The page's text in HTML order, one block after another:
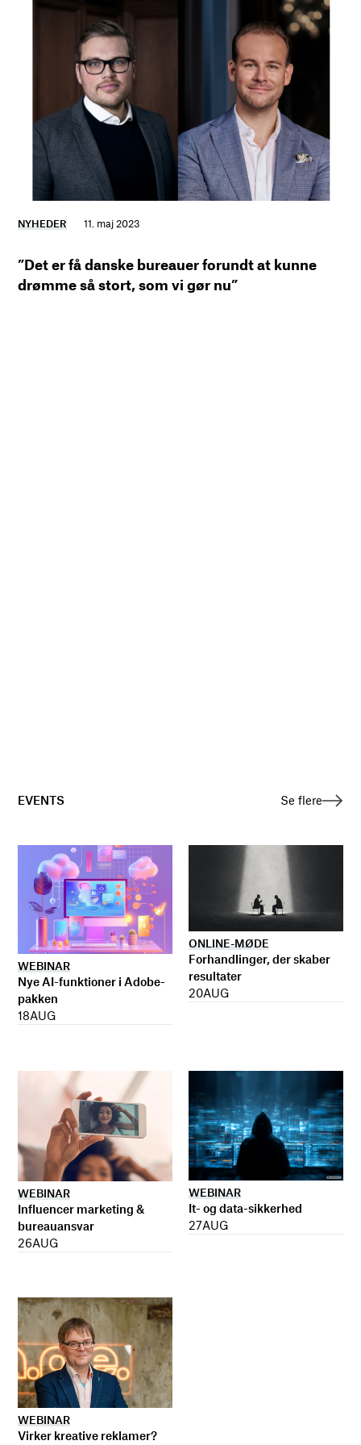
NYHEDER 11. maj 2023
”Det er få danske bureauer forundt at kunne
drømme så stort, som vi gør nu”
EVENTS Se flere
WEBINAR
Nye AI-funktioner i Adobe-
pakken
18AUG
ONLINE-MØDE
Forhandlinger, der skaber
resultater
20AUG
WEBINAR
Influencer marketing &
bureauansvar
26AUG
WEBINAR
It- og data-sikkerhed
27AUG
WEBINAR
Virker kreative reklamer?